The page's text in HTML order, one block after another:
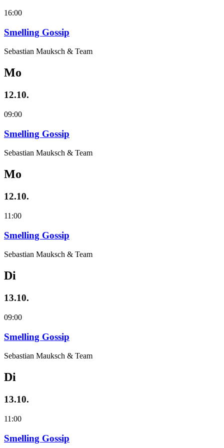
16:00
Smelling Gossip
Sebastian Mauksch & Team
Mo
12.10.
09:00
Smelling Gossip
Sebastian Mauksch & Team
Mo
12.10.
11:00
Smelling Gossip
Sebastian Mauksch & Team
Di
13.10.
09:00
Smelling Gossip
Sebastian Mauksch & Team
Di
13.10.
11:00
Smelling Gossip